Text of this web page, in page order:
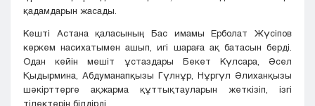
қадамдарын жасады.
Кешті Астана қаласының Бас имамы Ерболат Жүсіпов
көркем насихатымен ашып, игі шараға ақ батасын берді.
Одан кейін мешіт ұстаздары Бекет Күлсара, Әсел
Қыдырмина, Абдуманапқызы Гүлнұр, Нұргүл Әлиханқызы
шәкірттерге ақжарма құттықтауларын жеткізіп, ізгі
тілектерін білдірді.